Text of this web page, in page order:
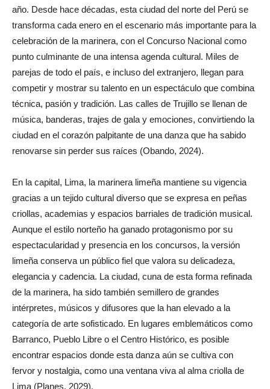
año. Desde hace décadas, esta ciudad del norte del Perú se
transforma cada enero en el escenario más importante para la
celebración de la marinera, con el Concurso Nacional como
punto culminante de una intensa agenda cultural. Miles de
parejas de todo el país, e incluso del extranjero, llegan para
competir y mostrar su talento en un espectáculo que combina
técnica, pasión y tradición. Las calles de Trujillo se llenan de
música, banderas, trajes de gala y emociones, convirtiendo la
ciudad en el corazón palpitante de una danza que ha sabido
renovarse sin perder sus raíces (Obando, 2024).
En la capital, Lima, la marinera limeña mantiene su vigencia
gracias a un tejido cultural diverso que se expresa en peñas
criollas, academias y espacios barriales de tradición musical.
Aunque el estilo norteño ha ganado protagonismo por su
espectacularidad y presencia en los concursos, la versión
limeña conserva un público fiel que valora su delicadeza,
elegancia y cadencia. La ciudad, cuna de esta forma refinada
de la marinera, ha sido también semillero de grandes
intérpretes, músicos y difusores que la han elevado a la
categoría de arte sofisticado. En lugares emblemáticos como
Barranco, Pueblo Libre o el Centro Histórico, es posible
encontrar espacios donde esta danza aún se cultiva con
fervor y nostalgia, como una ventana viva al alma criolla de
Lima (Planes, 2029).